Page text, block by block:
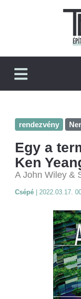
rendezvény
Egy a
Ken
A John Wiley &
Csépé 2022.03.17.